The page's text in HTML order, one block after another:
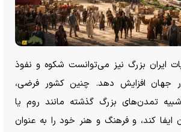
ایران بزرگ نیز می‌توانست شکوه و نفوذ
جهان افزایش دهد. چنین کشور فرضی،
تمدن‌های بزرگ گذشته مانند روم یا
کند، و فرهنگ و هنر خود را به عنوان